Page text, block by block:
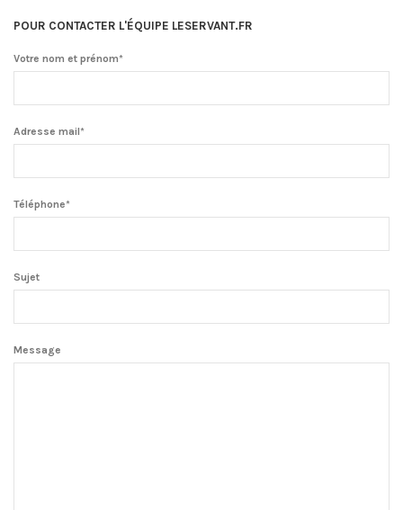
POUR CONTACTER L'ÉQUIPE LESERVANT.FR
Votre nom et prénom*
Adresse mail*
Téléphone*
Sujet
Message